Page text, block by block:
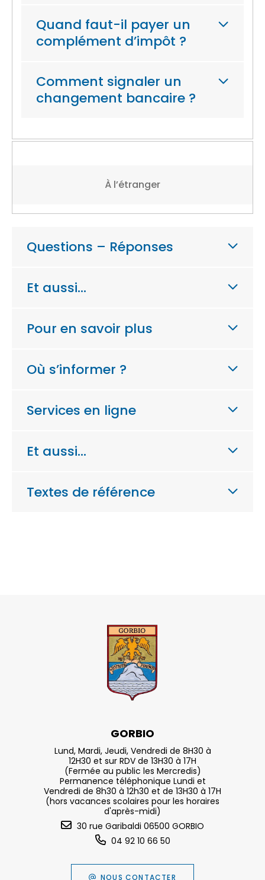
Quand faut-il payer un
complément d’impôt ?
Comment signaler un
changement bancaire ?
À l’étranger
Questions – Réponses
Et aussi…
Pour en savoir plus
Où s’informer ?
Services en ligne
Et aussi…
Textes de référence
GORBIO
Lund, Mardi, Jeudi, Vendredi de 8H30 à
12H30 et sur RDV de 13H30 à 17H
(Fermée au public les Mercredis)
Permanence téléphonique Lundi et
Vendredi de 8h30 à 12h30 et de 13H30 à 17H
(hors vacances scolaires pour les horaires
d'après-midi)
30 rue Garibaldi 06500 GORBIO
04 92 10 66 50
NOUS CONTACTER